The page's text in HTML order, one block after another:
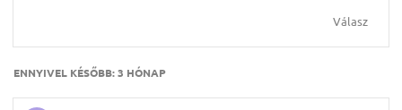
Válasz
ENNYIVEL KÉSŐBB:3 HÓNAP